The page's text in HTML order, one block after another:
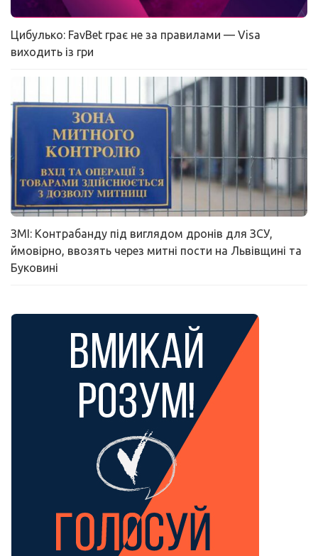
Цибулько: FavBet грає не за правилами — Visa
виходить із гри
ЗМІ: Контрабанду під виглядом дронів для ЗСУ,
ймовірно, ввозять через митні пости на Львівщині та
Буковині